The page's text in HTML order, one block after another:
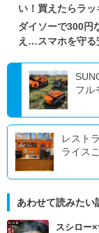
い！買えたらラ
ダイソーで300円
え…スマホを守る
フル
レスト
ライス
あわせて読みたい
スシロー